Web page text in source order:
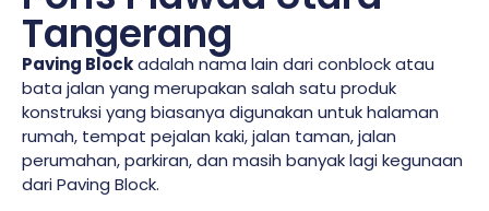
Tangerang
Paving Blockadalah nama lain dari conblock atau
bata jalan yang merupakan salah satu produk
konstruksi yang biasanya digunakan untuk halaman
rumah, tempat pejalan kaki, jalan taman, jalan
perumahan, parkiran, dan masih banyak lagi kegunaan
dari Paving Block.